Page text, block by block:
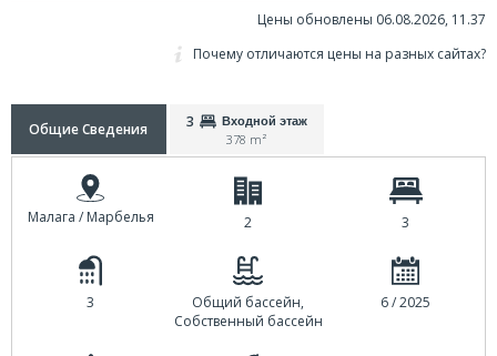
Цены обновлены 06.08.2026, 11.37
Почему отличаются цены на разных сайтах?
Общие Сведения 3 Входной этаж
378 m²
Малага / Марбелья 2 3
3
Общий бассейн,
Собственный бассейн
6 / 2025